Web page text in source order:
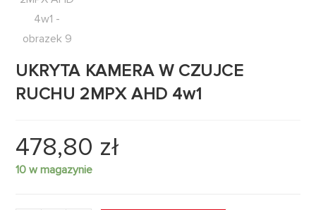
UKRYTA KAMERA W CZUJCE
RUCHU 2MPX AHD 4w1
478,80 zł
10 w magazynie